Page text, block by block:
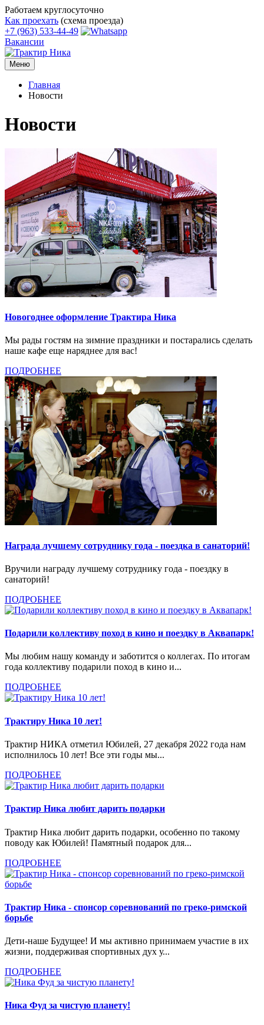
Работаем круглосуточно
Как проехать (схема проезда)
+7 (963) 533-44-49
Вакансии
Меню
Главная
Новости
Новости
Новогоднее оформление Трактира Ника
Мы рады гостям на зимние праздники и постарались сделать
наше кафе еще наряднее для вас!
ПОДРОБНЕЕ
Награда лучшему сотруднику года - поездка в санаторий!
Вручили награду лучшему сотруднику года - поездку в
санаторий!
ПОДРОБНЕЕ
Подарили коллективу поход в кино и поездку в Аквапарк!
Мы любим нашу команду и заботится о коллегах. По итогам
года коллективу подарили поход в кино и...
ПОДРОБНЕЕ
Трактиру Ника 10 лет!
Трактир НИКА отметил Юбилей, 27 декабря 2022 года нам
исполнилось 10 лет! Все эти годы мы...
ПОДРОБНЕЕ
Трактир Ника любит дарить подарки
Трактир Ника любит дарить подарки, особенно по такому
поводу как Юбилей! Памятный подарок для...
ПОДРОБНЕЕ
Трактир Ника - спонсор соревнований по греко-римской
борьбе
Дети-наше Будущее! И мы активно принимаем участие в их
жизни, поддерживая спортивных дух у...
ПОДРОБНЕЕ
Ника Фуд за чистую планету!